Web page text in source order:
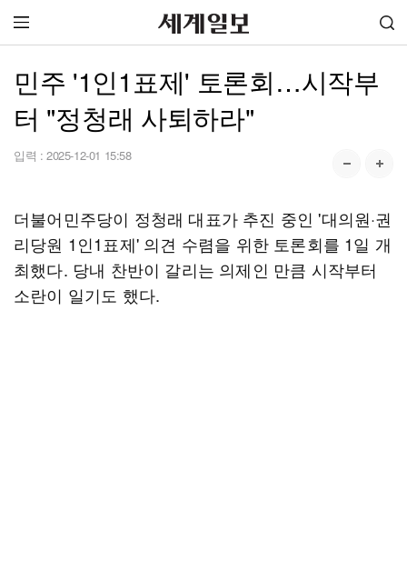
민주 '1인1표제' 토론회…시작부
터 "정청래 사퇴하라"
입력 : 2025-12-01 15:58
더불어민주당이 정청래 대표가 추진 중인 '대의원·권
리당원 1인1표제' 의견 수렴을 위한 토론회를 1일 개
최했다. 당내 찬반이 갈리는 의제인 만큼 시작부터
소란이 일기도 했다.